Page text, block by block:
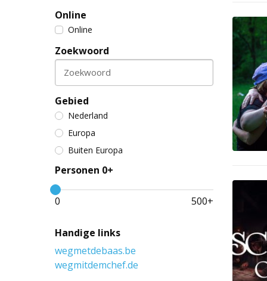
Online
Online
Zoekwoord
Zoekwoord
Gebied
Nederland
Europa
Buiten Europa
Personen 0+
0 500+
Handige links
wegmetdebaas.be
wegmitdemchef.de